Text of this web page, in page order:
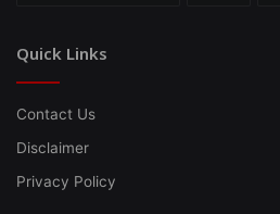
Quick Links
Contact Us
Disclaimer
Privacy Policy